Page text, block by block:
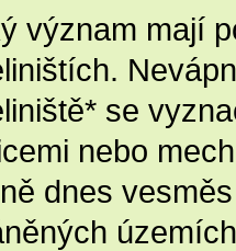
význam mají
se
nebo
dnes